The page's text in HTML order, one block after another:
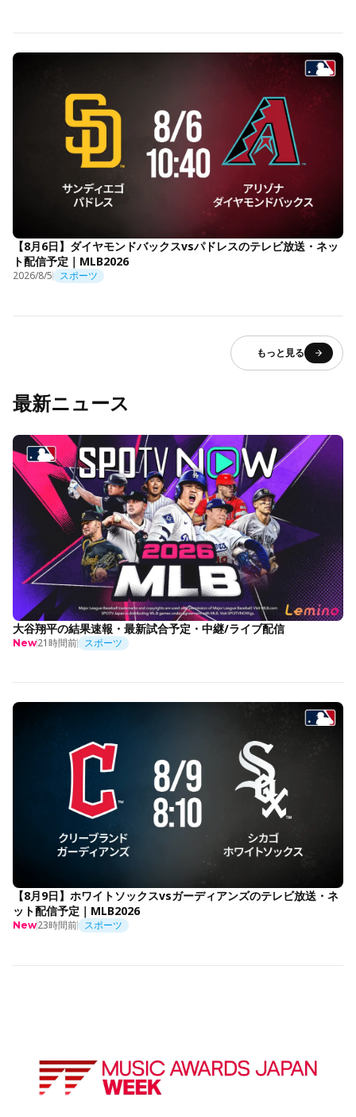
【8月6日】ダイヤモンドバックスvsパドレスのテレビ放送・ネッ
ト配信予定｜MLB2026
2026/8/5 スポーツ
もっと見る
最新ニュース
大谷翔平の結果速報・最新試合予定・中継/ライブ配信
New21時間前 スポーツ
【8月9日】ホワイトソックスvsガーディアンズのテレビ放送・ネ
ット配信予定｜MLB2026
New23時間前 スポーツ